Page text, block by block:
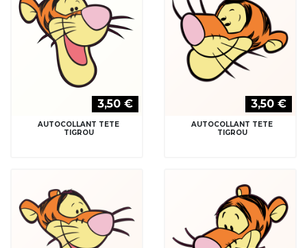
3,50 €
AUTOCOLLANT TETE
TIGROU
3,50 €
AUTOCOLLANT TETE
TIGROU